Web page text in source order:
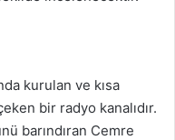
kurulan ve kısa
bir radyo kanalıdır.
barındıran Cemre